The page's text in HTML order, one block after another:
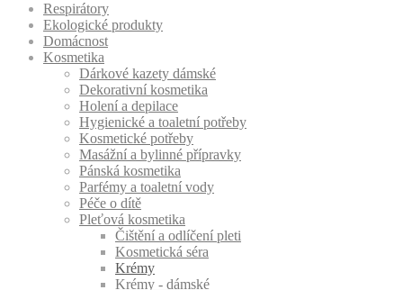
Respirátory
Ekologické produkty
Domácnost
Kosmetika
Dárkové kazety dámské
Dekorativní kosmetika
Holení a depilace
Hygienické a toaletní potřeby
Kosmetické potřeby
Masážní a bylinné přípravky
Pánská kosmetika
Parfémy a toaletní vody
Péče o dítě
Pleťová kosmetika
Čištění a odlíčení pleti
Kosmetická séra
Krémy
Krémy - dámské